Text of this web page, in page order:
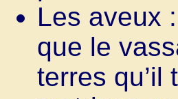
Les aveux
que le
terres qu’il